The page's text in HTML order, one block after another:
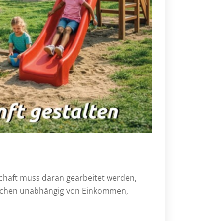
muss daran gearbeitet werden,
unabhängig von Einkommen,